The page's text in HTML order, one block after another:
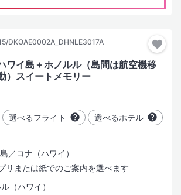
DKOAE0002A_DHNLE3017A
ワイ島＋ホノルル（島間は航空機移
）スイートメモリー
選べるフライト 選べるホテル
／コナ（ハワイ）
リまたは紙でのご案内を選べます
（ハワイ）